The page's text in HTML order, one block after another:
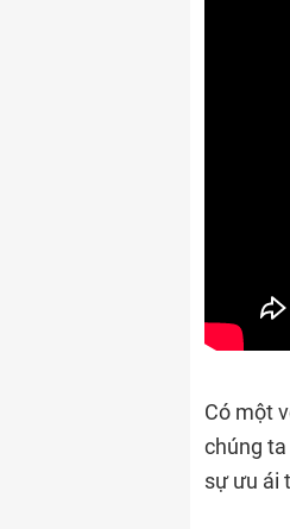
Có một
chúng
sự ưu ái